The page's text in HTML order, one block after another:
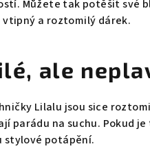
Můžete tak potěšit své
a roztomilý dárek.
ale
Lilalu jsou sice
parádu na suchu. Pokud
stylové potápění.